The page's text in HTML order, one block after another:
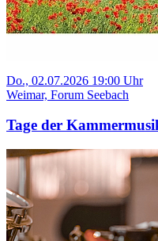
Do., 02.07.2026 19:00 Uhr
Weimar, Forum Seebach
Tage der